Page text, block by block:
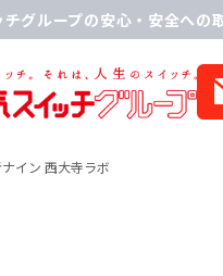
チグループの安心・安全への
イン 西大寺ラボ